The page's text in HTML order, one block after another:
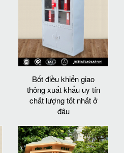
Bốt điều khiển giao
thông xuất khẩu uy tín
chất lượng tốt nhất ở
đâu